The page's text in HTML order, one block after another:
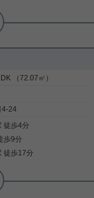
ゼット フローリン
屋になっております。宅
れるので、配達時間に家
外出中や仕事中に時間を
。セキュリティ面は、TV
す。収納はクロゼット・
なので、広々と空間を利
しい日々を送るにふさわ
これから先、どんな暮ら
か。新しい住まいでハリ
しょう。お問い合わせも
（72.07㎡）
4-24
徒歩4分
歩9分
徒歩17分